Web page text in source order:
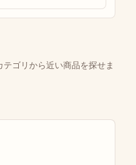
ゴリから近い商品を探せま